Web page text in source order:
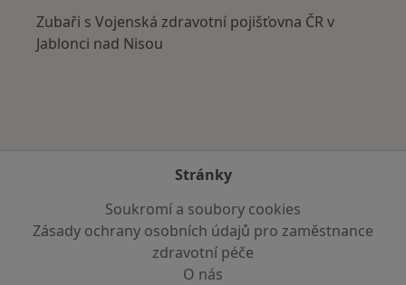
Zubaři s Vojenská zdravotní pojišťovna ČR v
Jablonci nad Nisou
Stránky
Soukromí a soubory cookies
Zásady ochrany osobních údajů pro zaměstnance
zdravotní péče
O nás